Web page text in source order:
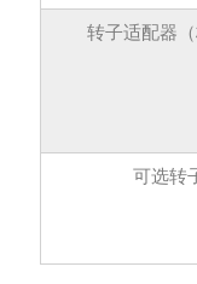
转子适配器（
可选转